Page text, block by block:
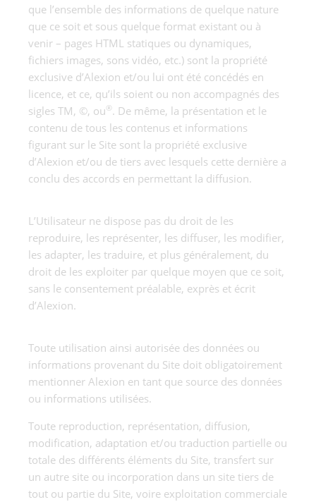
que l’ensemble des informations de quelque nature
que ce soit et sous quelque format existant ou à
venir – pages HTML statiques ou dynamiques,
fichiers images, sons vidéo, etc.) sont la propriété
exclusive d’Alexion et/ou lui ont été concédés en
licence, et ce, qu’ils soient ou non accompagnés des
sigles TM, ©, ou ®. De même, la présentation et le
contenu de tous les contenus et informations
figurant sur le Site sont la propriété exclusive
d’Alexion et/ou de tiers avec lesquels cette dernière a
conclu des accords en permettant la diffusion.
L’Utilisateur ne dispose pas du droit de les
reproduire, les représenter, les diffuser, les modifier,
les adapter, les traduire, et plus généralement, du
droit de les exploiter par quelque moyen que ce soit,
sans le consentement préalable, exprès et écrit
d’Alexion.
Toute utilisation ainsi autorisée des données ou
informations provenant du Site doit obligatoirement
mentionner Alexion en tant que source des données
ou informations utilisées.
Toute reproduction, représentation, diffusion,
modification, adaptation et/ou traduction partielle ou
totale des différents éléments du Site, transfert sur
un autre site ou incorporation dans un site tiers de
tout ou partie du Site, voire exploitation commerciale